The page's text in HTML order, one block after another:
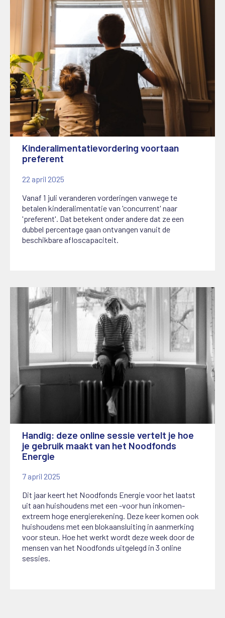
Kinderalimentatievordering voortaan
preferent
22 april 2025
Vanaf 1 juli veranderen vorderingen vanwege te
betalen kinderalimentatie van 'concurrent' naar
'preferent'. Dat betekent onder andere dat ze een
dubbel percentage gaan ontvangen vanuit de
beschikbare afloscapaciteit.
Handig: deze online sessie vertelt je hoe
je gebruik maakt van het Noodfonds
Energie
7 april 2025
Dit jaar keert het Noodfonds Energie voor het laatst
uit aan huishoudens met een -voor hun inkomen-
extreem hoge energierekening. Deze keer komen ook
huishoudens met een blokaansluiting in aanmerking
voor steun. Hoe het werkt wordt deze week door de
mensen van het Noodfonds uitgelegd in 3 online
sessies.